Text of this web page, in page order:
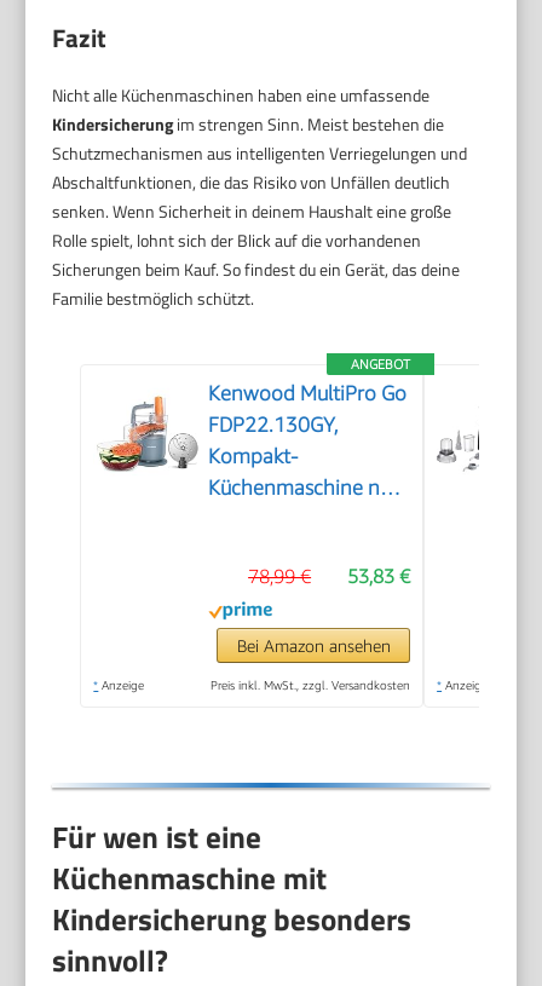
Fazit
Nicht alle Küchenmaschinen haben eine umfassende
Kindersicherungim strengen Sinn. Meist bestehen die
Schutzmechanismen aus intelligenten Verriegelungen und
Abschaltfunktionen, die das Risiko von Unfällen deutlich
senken. Wenn Sicherheit in deinem Haushalt eine große
Rolle spielt, lohnt sich der Blick auf die vorhandenen
Sicherungen beim Kauf. So findest du ein Gerät, das deine
Familie bestmöglich schützt.
ANGEBOT
Kenwood MultiPro Go
FDP22.130GY,
Kompakt-
Küchenmaschine nur
Pürieren und Teig
Kneten, Express-
Serve, 1,3 l
Arbeitsbehälter, 650
53,83 €
78,99 €
Bei Amazon ansehen
* Anzeige Preis inkl. MwSt., zzgl. Versandkosten * Anzeige
Für wen ist eine
Küchenmaschine mit
Kindersicherung besonders
sinnvoll?